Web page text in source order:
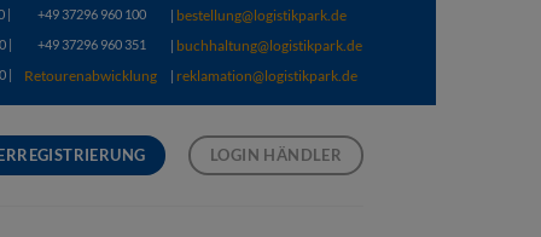
| +49 37296 960 100 | bestellung@logistikpark.de
| +49 37296 960 351 | buchhaltung@logistikpark.de
| Retourenabwicklung | reklamation@logistikpark.de
LOGIN HÄNDLER